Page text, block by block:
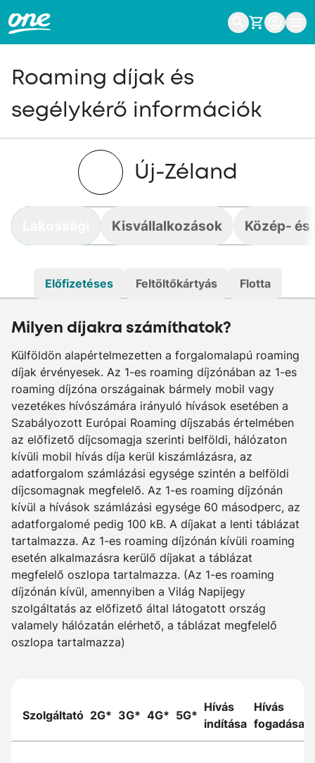
Roaming díjak és
segélykérő információk
Új-Zéland
Kisvállalkozások Közép-
Előfizetéses Feltöltőkártyás Flotta
Milyen díjakra számíthatok?
Külföldön alapértelmezetten a forgalomalapú roaming
díjak érvényesek. Az 1-es roaming díjzónában az 1-es
roaming díjzóna országainak bármely mobil vagy
vezetékes hívószámára irányuló hívások esetében a
Szabályozott Európai Roaming díjszabás értelmében
az előfizető díjcsomagja szerinti belföldi, hálózaton
kívüli mobil hívás díja kerül kiszámlázásra, az
adatforgalom számlázási egysége szintén a belföldi
díjcsomagnak megfelelő. Az 1-es roaming díjzónán
kívül a hívások számlázási egysége 60 másodperc, az
adatforgalomé pedig 100 kB. A díjakat a lenti táblázat
tartalmazza. Az 1-es roaming díjzónán kívüli roaming
esetén alkalmazásra kerülő díjakat a táblázat
megfelelő oszlopa tartalmazza. (Az 1-es roaming
díjzónán kívül, amennyiben a Világ Napijegy
szolgáltatás az előfizető által látogatott ország
valamely hálózatán elérhető, a táblázat megfelelő
oszlopa tartalmazza)
Szolgáltató 2G* 3G* 4G* 5G*
Hívás
indítása
Hívás
fogadása